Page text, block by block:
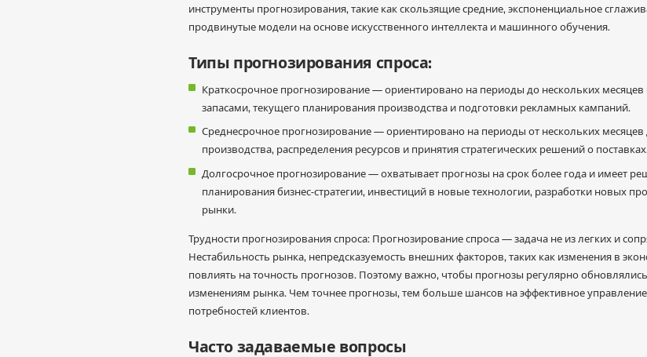
инструменты прогнозирования, такие как скользящие средние, экспоненциальное
продвинутые модели на основе искусственного интеллекта и машинного обучения.
Типы прогнозирования спроса:
Краткосрочное прогнозирование — ориентировано на периоды до нескольких
запасами, текущего планирования производства и подготовки рекламных кампаний.
Среднесрочное прогнозирование — ориентировано на периоды от нескольких
производства, распределения ресурсов и принятия стратегических решений о
Долгосрочное прогнозирование — охватывает прогнозы на срок более года и имеет
планирования бизнес-стратегии, инвестиций в новые технологии, разработки новых
рынки.
Трудности прогнозирования спроса: Прогнозирование спроса — задача не из легких и
Нестабильность рынка, непредсказуемость внешних факторов, таких как изменения в
повлиять на точность прогнозов. Поэтому важно, чтобы прогнозы регулярно
изменениям рынка. Чем точнее прогнозы, тем больше шансов на эффективное
потребностей клиентов.
Часто задаваемые вопросы